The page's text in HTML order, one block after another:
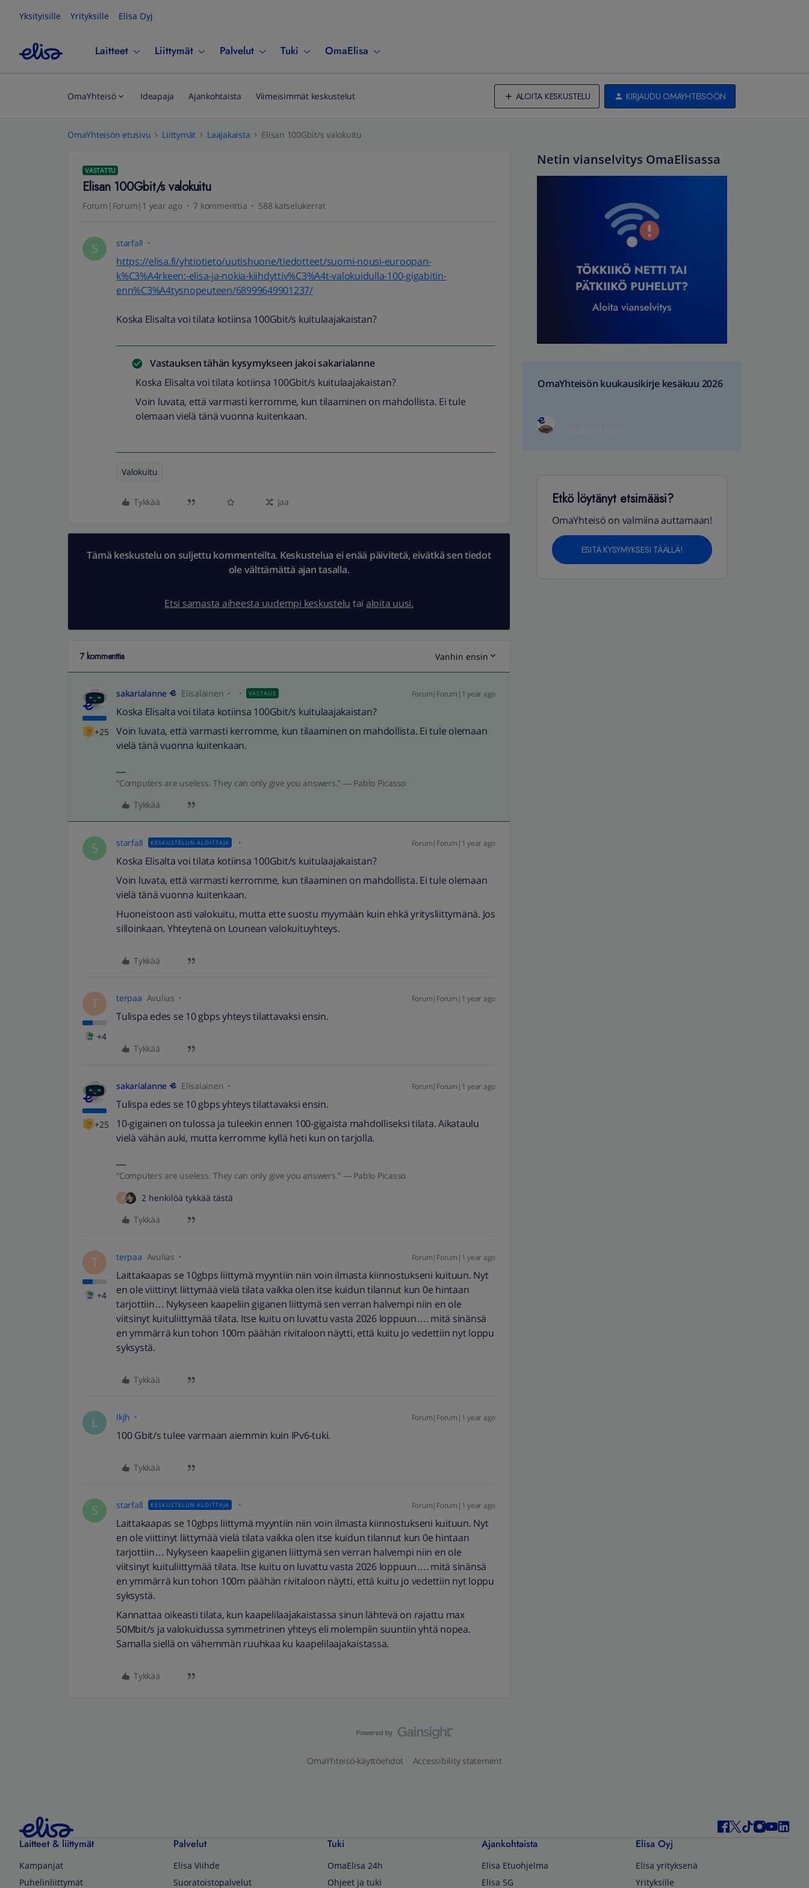
Yksityisille Yrityksille Elisa Oyj
Laitteet Liittymät Palvelut Tuki OmaElisa
OmaYhteisö Ideapaja Ajankohtaista Viimeisimmät keskustelut ALOITA KESKUSTELU KIRJAUDU OMAYHTEISÖÖN
OmaYhteisön etusivu Liittymät Laajakaista Elisan 100Gbit/s valokuitu
VASTATTU
Elisan 100Gbit/s valokuitu
Forum|Forum|1 year ago 7 kommenttia 588 katselukerrat
S starfall
https://elisa.fi/yhtiotieto/uutishuone/tiedotteet/suomi-nousi-euroopan-
k%C3%A4rkeen:-elisa-ja-nokia-kiihdyttiv%C3%A4t-valokuidulla-100-gigabitin-
enn%C3%A4tysnopeuteen/68999649901237/
Koska Elisalta voi tilata kotiinsa 100Gbit/s kuitulaajakaistan?
Vastauksen tähän kysymykseen jakoisakarialanne
Koska Elisalta voi tilata kotiinsa 100Gbit/s kuitulaajakaistan?
Voin luvata, että varmasti kerromme, kun tilaaminen on mahdollista. Ei tule
olemaan vielä tänä vuonna kuitenkaan.
Valokuitu
Tykkää Jaa
Tämä keskustelu on suljettu kommenteilta. Keskustelua ei enää päivitetä, eivätkä sen tiedot
ole välttämättä ajan tasalla.
Etsi samasta aiheesta uudempi keskustelu tai aloita uusi.
7 kommenttia Vanhin ensin
+25
sakarialanne Elisalainen VASTAUS Forum|Forum|1 year ago
Koska Elisalta voi tilata kotiinsa 100Gbit/s kuitulaajakaistan?
Voin luvata, että varmasti kerromme, kun tilaaminen on mahdollista. Ei tule olemaan
vielä tänä vuonna kuitenkaan.
“Computers are useless. They can only give you answers.” ― Pablo Picasso
Tykkää
S starfall KESKUSTELUN ALOITTAJA Forum|Forum|1 year ago
Koska Elisalta voi tilata kotiinsa 100Gbit/s kuitulaajakaistan?
Voin luvata, että varmasti kerromme, kun tilaaminen on mahdollista. Ei tule olemaan
vielä tänä vuonna kuitenkaan.
Huoneistoon asti valokuitu, mutta ette suostu myymään kuin ehkä yritysliittymänä. Jos
silloinkaan. Yhteytenä on Lounean valokuituyhteys.
Tykkää
T
+4
terpaa Avulias Forum|Forum|1 year ago
Tulispa edes se 10 gbps yhteys tilattavaksi ensin.
Tykkää
+25
sakarialanne Elisalainen Forum|Forum|1 year ago
Tulispa edes se 10 gbps yhteys tilattavaksi ensin.
10-gigainen on tulossa ja tuleekin ennen 100-gigaista mahdolliseksi tilata. Aikataulu
vielä vähän auki, mutta kerromme kyllä heti kun on tarjolla.
“Computers are useless. They can only give you answers.” ― Pablo Picasso
P
2 henkilöä tykkää tästä
Tykkää
T
+4
terpaa Avulias Forum|Forum|1 year ago
Laittakaapas se 10gbps liittymä myyntiin niin voin ilmasta kiinnostukseni kuituun. Nyt
en ole viittinyt liittymää vielä tilata vaikka olen itse kuidun tilannut kun 0e hintaan
tarjottiin… Nykyseen kaapeliin giganen liittymä sen verran halvempi niin en ole
viitsinyt kuituliittymää tilata. Itse kuitu on luvattu vasta 2026 loppuun…. mitä sinänsä
en ymmärrä kun tohon 100m päähän rivitaloon näytti, että kuitu jo vedettiin nyt loppu
syksystä.
Tykkää
L lkjh Forum|Forum|1 year ago
100 Gbit/s tulee varmaan aiemmin kuin IPv6-tuki.
Tykkää
S starfall KESKUSTELUN ALOITTAJA Forum|Forum|1 year ago
Laittakaapas se 10gbps liittymä myyntiin niin voin ilmasta kiinnostukseni kuituun. Nyt
en ole viittinyt liittymää vielä tilata vaikka olen itse kuidun tilannut kun 0e hintaan
tarjottiin… Nykyseen kaapeliin giganen liittymä sen verran halvempi niin en ole
viitsinyt kuituliittymää tilata. Itse kuitu on luvattu vasta 2026 loppuun…. mitä sinänsä
en ymmärrä kun tohon 100m päähän rivitaloon näytti, että kuitu jo vedettiin nyt loppu
syksystä.
Kannattaa oikeasti tilata, kun kaapelilaajakaistassa sinun lähtevä on rajattu max
50Mbit/s ja valokuidussa symmetrinen yhteys eli molempiin suuntiin yhtä nopea.
Samalla siellä on vähemmän ruuhkaa ku kaapelilaajakaistassa.
Tykkää
Netin vianselvitys OmaElisassa
OmaYhteisön kuukausikirje kesäkuu 2026
Etkö löytänyt etsimääsi?
OmaYhteisö on valmiina auttamaan!
ESITÄ KYSYMYKSESI TÄÄLLÄ!
OmaYhteisö-käyttöehdot Accessibility statement
Laitteet & liittymät
Kampanjat
Puhelinliittymät
Palvelut
Elisa Viihde
Suoratoistopalvelut
Tuki
OmaElisa 24h
Ohjeet ja tuki
Ajankohtaista
Elisa Etuohjelma
Elisa 5G
Elisa Oyj
Elisa yrityksenä
Yrityksille